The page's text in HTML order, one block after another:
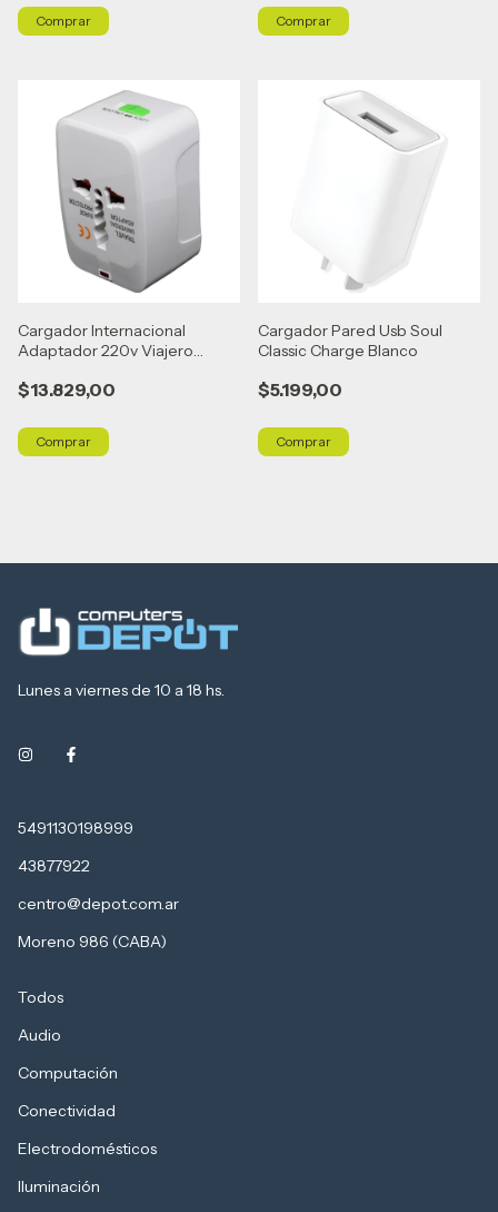
Cargador Internacional
Adaptador 220v Viajero
$13.829,00
Cargador Pared Usb Soul
Classic Charge Blanco
$5.199,00
Lunes a viernes de 10 a 18 hs.
5491130198999
43877922
centro@depot.com.ar
Moreno 986 (CABA)
Todos
Audio
Computación
Conectividad
Electrodomésticos
Iluminación